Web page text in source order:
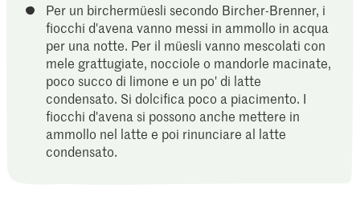
Per un birchermüesli secondo Bircher-Brenner, i
fiocchi d'avena vanno messi in ammollo in acqua
per una notte. Per il müesli vanno mescolati con
mele grattugiate, nocciole o mandorle macinate,
poco succo di limone e un po' di latte
condensato. Si dolcifica poco a piacimento. I
fiocchi d'avena si possono anche mettere in
ammollo nel latte e poi rinunciare al latte
condensato.